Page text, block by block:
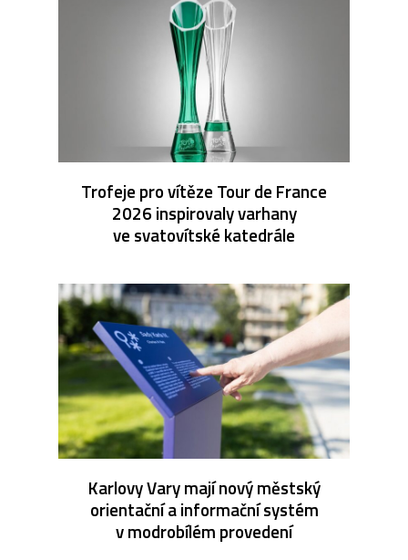
Trofeje pro vítěze Tour de France
2026 inspirovaly varhany
ve svatovítské katedrále
Karlovy Vary mají nový městský
orientační a informační systém
v modrobílém provedení